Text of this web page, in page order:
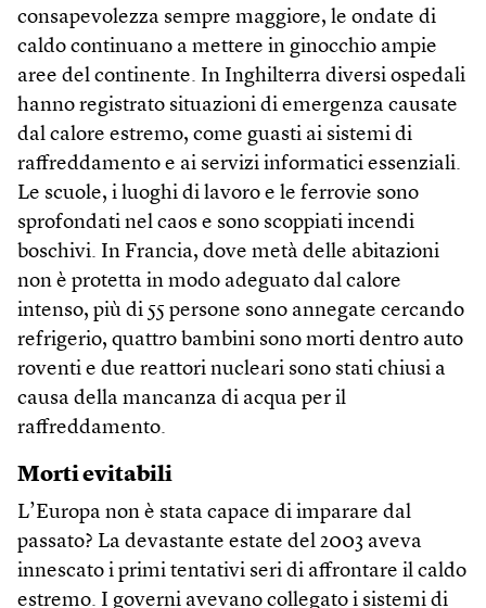
consapevolezza sempre maggiore, le ondate di
caldo continuano a mettere in ginocchio ampie
aree del continente. In Inghilterra diversi ospedali
hanno registrato situazioni di emergenza causate
dal calore estremo, come guasti ai sistemi di
raffreddamento e ai servizi informatici essenziali.
Le scuole, i luoghi di lavoro e le ferrovie sono
sprofondati nel caos e sono scoppiati incendi
boschivi. In Francia, dove metà delle abitazioni
non è protetta in modo adeguato dal calore
intenso, più di 55 persone sono annegate cercando
refrigerio, quattro bambini sono morti dentro auto
roventi e due reattori nucleari sono stati chiusi a
causa della mancanza di acqua per il
raffreddamento.
Morti evitabili
L’Europa non è stata capace di imparare dal
passato? La devastante estate del 2003 aveva
innescato i primi tentativi seri di affrontare il caldo
estremo. I governi avevano collegato i sistemi di